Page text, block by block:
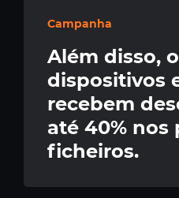
Campanha
Além disso,
dispositivos
recebem
até 40% nos
ficheiros.